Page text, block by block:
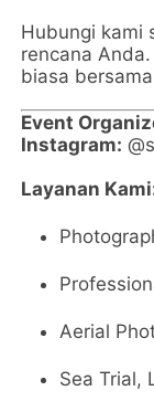
Hubungi kami
rencana
biasa
Event
Instagram:
Layanan
Aerial
Sea Trial,